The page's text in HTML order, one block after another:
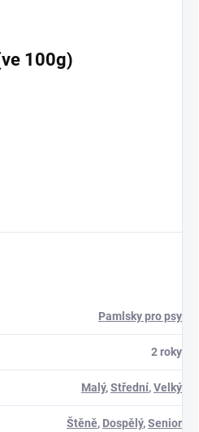
100g)
Pamlsky pro psy
2 roky
Malý,Střední,Velký
Štěně, Dospělý,Senior